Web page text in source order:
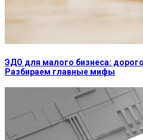
ЭДО для малого бизнеса:
Разбираем главные мифы